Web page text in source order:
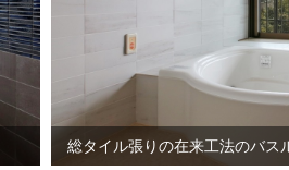
総タイル張りの在来工法のバス